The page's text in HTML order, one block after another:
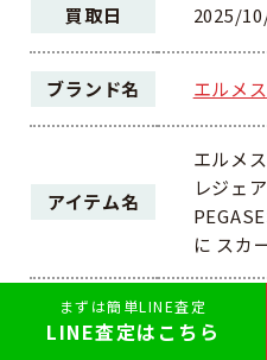
まずは簡単LINE査定
LINE査定はこちら
買取日 2025/
ブランド名 エルメス
アイテム名
エルメ
レジェ
に スカ
買取方法 宅配買取